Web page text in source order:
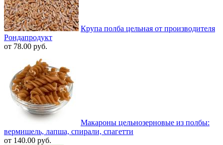
Крупа полба цельная от производителя
Рондапродукт
от 78.00 руб.
Макароны цельнозерновые из полбы:
вермишель, лапша, спирали, спагетти
от 140.00 руб.